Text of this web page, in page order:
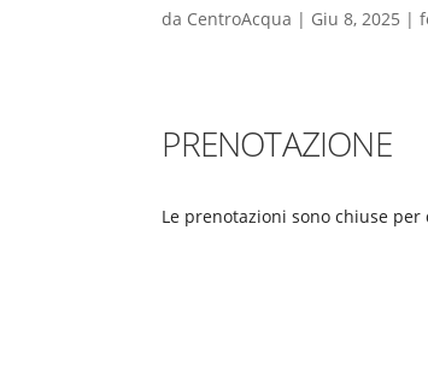
da CentroAcqua | Giu 8, 2025 |
PRENOTAZIONE
Le prenotazioni sono chiuse per